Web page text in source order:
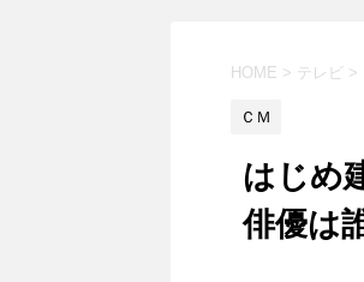
ます！
HOME > テレビ >
ＣＭ
はじめ
俳優は